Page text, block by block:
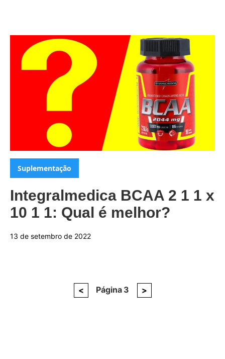
Categorias:
Suplementação
Integralmedica BCAA 2 1 1 x
10 1 1: Qual é melhor?
13 de setembro de 2022
Página
< Página 3
Próxima
>